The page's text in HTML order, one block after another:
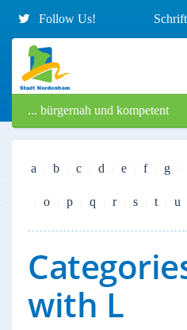
Follow Us!
... bürgernah und kompetent
a b c d e f g
o p q r s t u
with L